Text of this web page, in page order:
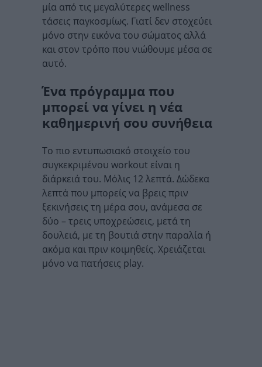
μία από τις μεγαλύτερες wellness
τάσεις παγκοσμίως. Γιατί δεν στοχεύει
μόνο στην εικόνα του σώματος αλλά
και στον τρόπο που νιώθουμε μέσα σε
αυτό.
Ένα πρόγραμμα που
μπορεί να γίνει η νέα
καθημερινή σου συνήθεια
Το πιο εντυπωσιακό στοιχείο του
συγκεκριμένου workout είναι η
διάρκειά του. Μόλις 12 λεπτά. Δώδεκα
λεπτά που μπορείς να βρεις πριν
ξεκινήσεις τη μέρα σου, ανάμεσα σε
δύο – τρεις υποχρεώσεις, μετά τη
δουλειά, με τη βουτιά στην παραλία ή
ακόμα και πριν κοιμηθείς. Χρειάζεται
μόνο να πατήσεις play.